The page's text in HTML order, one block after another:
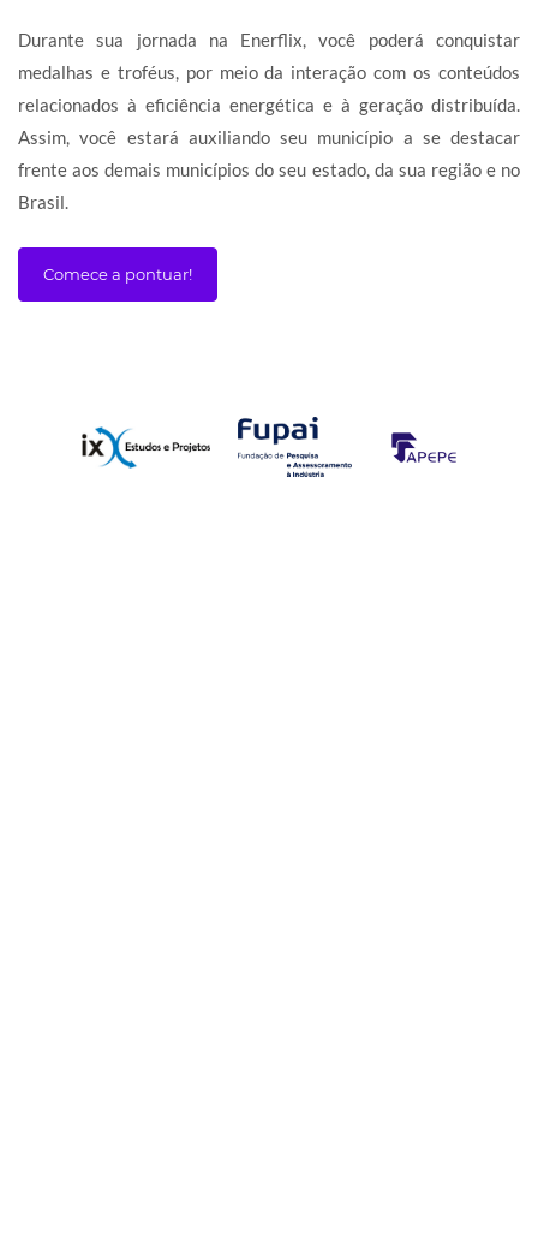
Durante sua jornada na Enerflix, você poderá conquistar
medalhas e troféus, por meio da interação com os conteúdos
relacionados à eficiência energética e à geração distribuída.
Assim, você estará auxiliando seu município a se destacar
frente aos demais municípios do seu estado, da sua região e no
Brasil.
Comece a pontuar!